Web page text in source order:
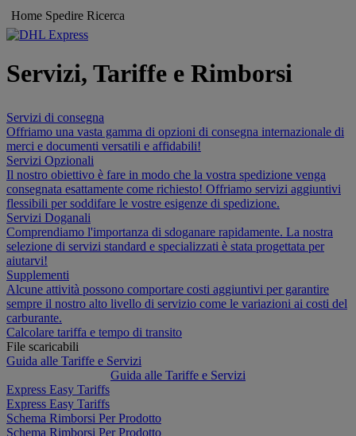
Home Spedire Ricerca
Servizi, Tariffe e Rimborsi
Servizi di consegna
Offriamo una vasta gamma di opzioni di consegna internazionale di
merci e documenti versatili e affidabili!
Servizi Opzionali
Il nostro obiettivo è fare in modo che la vostra spedizione venga
consegnata esattamente come richiesto! Offriamo servizi aggiuntivi
flessibili per soddifare le vostre esigenze di spedizione.
Servizi Doganali
Comprendiamo l'importanza di sdoganare rapidamente. La nostra
selezione di servizi standard e specializzati è stata progettata per
aiutarvi!
Supplementi
Alcune attività possono comportare costi aggiuntivi per garantire
sempre il nostro alto livello di servizio come le variazioni ai costi del
carburante.
Calcolare tariffa e tempo di transito
File scaricabili
Guida alle Tariffe e Servizi
Guida alle Tariffe e Servizi
Express Easy Tariffs
Express Easy Tariffs
Schema Rimborsi Per Prodotto
Schema Rimborsi Per Prodotto